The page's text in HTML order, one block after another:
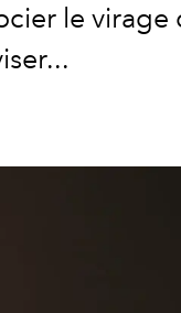
le virage